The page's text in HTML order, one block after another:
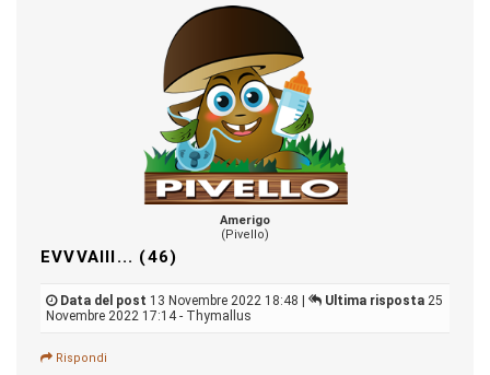
Amerigo
(Pivello)
EVVVAIII... (46)
Data del post 13 Novembre 2022 18:48 | Ultima risposta 25
Novembre 2022 17:14 - Thymallus
Rispondi